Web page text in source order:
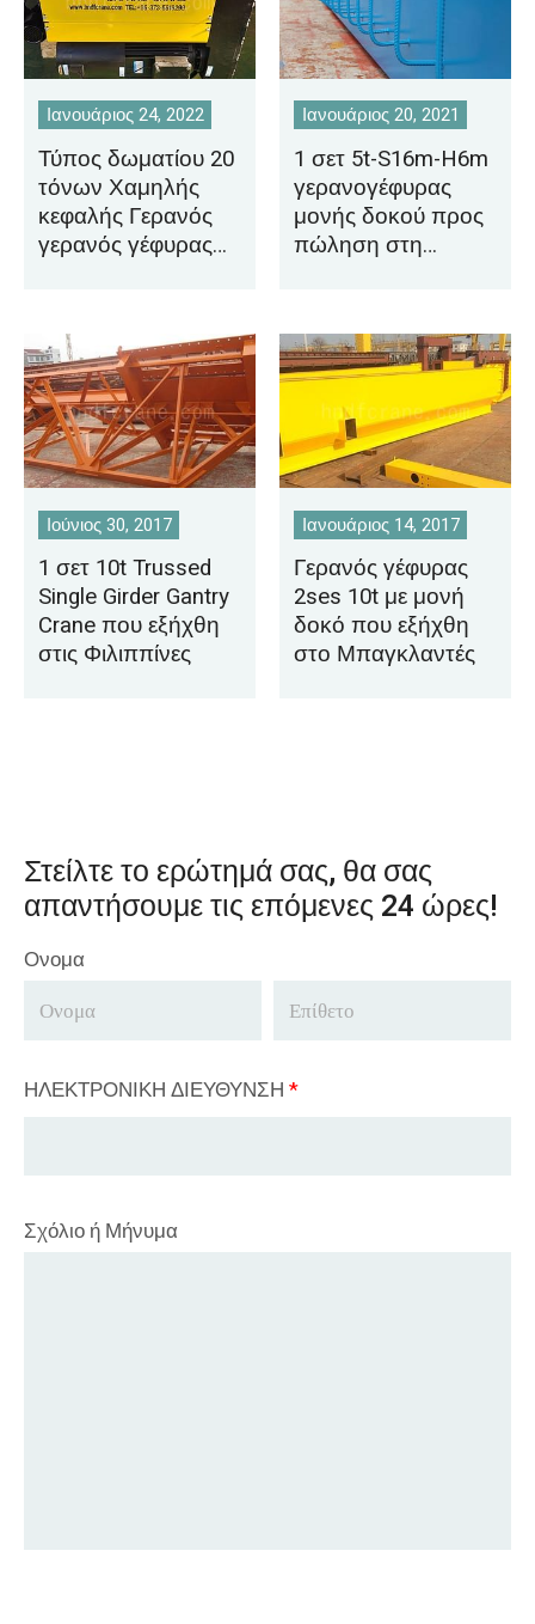
Ιανουάριος 24, 2022
Τύπος δωματίου 20
τόνων Χαμηλής
κεφαλής Γερανός
γερανός γέφυρας
Τυνησία
Ιανουάριος 20, 2021
1 σετ 5t-S16m-H6m
γερανογέφυρας
μονής δοκού προς
πώληση στη
Ιούνιος 30, 2017
1 σετ 10t Trussed
Single Girder Gantry
Crane που εξήχθη
στις Φιλιππίνες
Ιανουάριος 14, 2017
Γερανός γέφυρας
2ses 10t με μονή
δοκό που εξήχθη
στο Μπαγκλαντές
Στείλτε το ερώτημά σας, θα σας
απαντήσουμε τις επόμενες 24 ώρες!
Ονομα
ΗΛΕΚΤΡΟΝΙΚΗ ΔΙΕΥΘΥΝΣΗ *
Σχόλιο ή Μήνυμα